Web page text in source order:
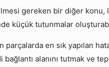
gereken bir diğer konu,
küçük tutunmalar
parçalarda en sık yapılan
bağlantı alanını tutmak ve